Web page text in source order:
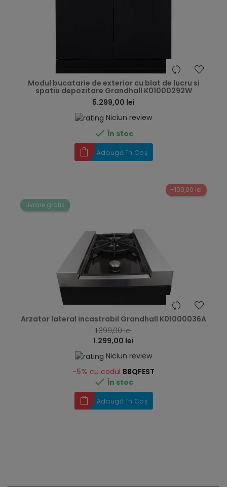
Modul bucatarie de exterior cu blat de lucru si
spatiu depozitare Grandhall K01000292W
5.299,00 lei
Niciun review
 În stoc
Adaugă în Coș
-100,00 lei
Livrare gratis
Arzator lateral incastrabil Grandhall K01000036A
1.399,00 lei
1.299,00 lei
Niciun review
-5% cu codul BBQFEST
 În stoc
Adaugă în Coș